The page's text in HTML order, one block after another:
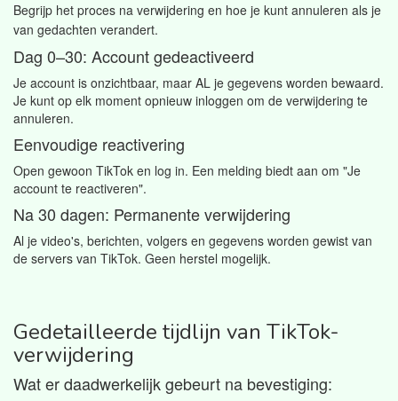
Begrijp het proces na verwijdering en hoe je kunt annuleren als je
van gedachten verandert.
Dag 0–30: Account gedeactiveerd
Je account is onzichtbaar, maar AL je gegevens worden bewaard.
Je kunt op elk moment opnieuw inloggen om de verwijdering te
annuleren.
Eenvoudige reactivering
Open gewoon TikTok en log in. Een melding biedt aan om "Je
account te reactiveren".
Na 30 dagen: Permanente verwijdering
Al je video's, berichten, volgers en gegevens worden gewist van
de servers van TikTok. Geen herstel mogelijk.
Gedetailleerde tijdlijn van TikTok-
verwijdering
Wat er daadwerkelijk gebeurt na bevestiging: